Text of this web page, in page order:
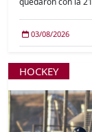
03/08/2026
HOCKEY